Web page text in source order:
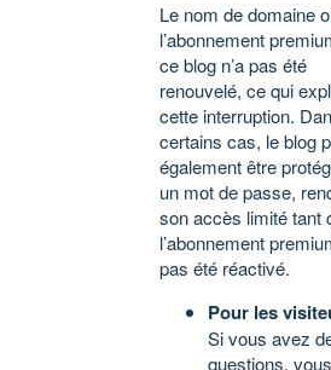
Le nom de domaine
l’abonnement
ce blog n’a pas été
renouvelé, ce qui
cette interruption.
certains cas, le blog
également être
un mot de passe,
son accès limité tant
l’abonnement
pas été réactivé.
Pour les
Si vous avez
questions, vous